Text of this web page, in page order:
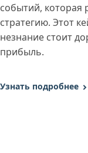
событий, которая
стратегию. Этот
незнание стоит
прибыль.
Узнать подробнее